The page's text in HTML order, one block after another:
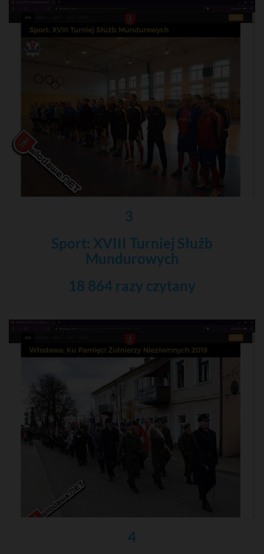
3
Sport: XVIII Turniej Służb
Mundurowych
18 864 razy czytany
4